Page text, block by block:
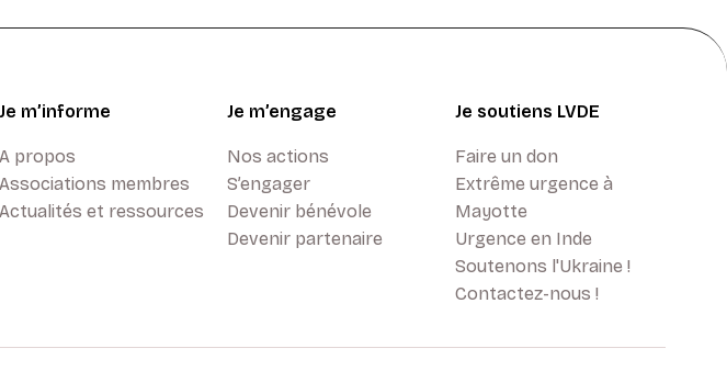
Je m’informe
A propos
Associations membres
Actualités et ressources
Je m’engage
Nos actions
S’engager
Devenir bénévole
Devenir partenaire
Je soutiens LVDE
Faire un don
Extrême urgence à
Mayotte
Urgence en Inde
Soutenons l'Ukraine !
Contactez-nous !